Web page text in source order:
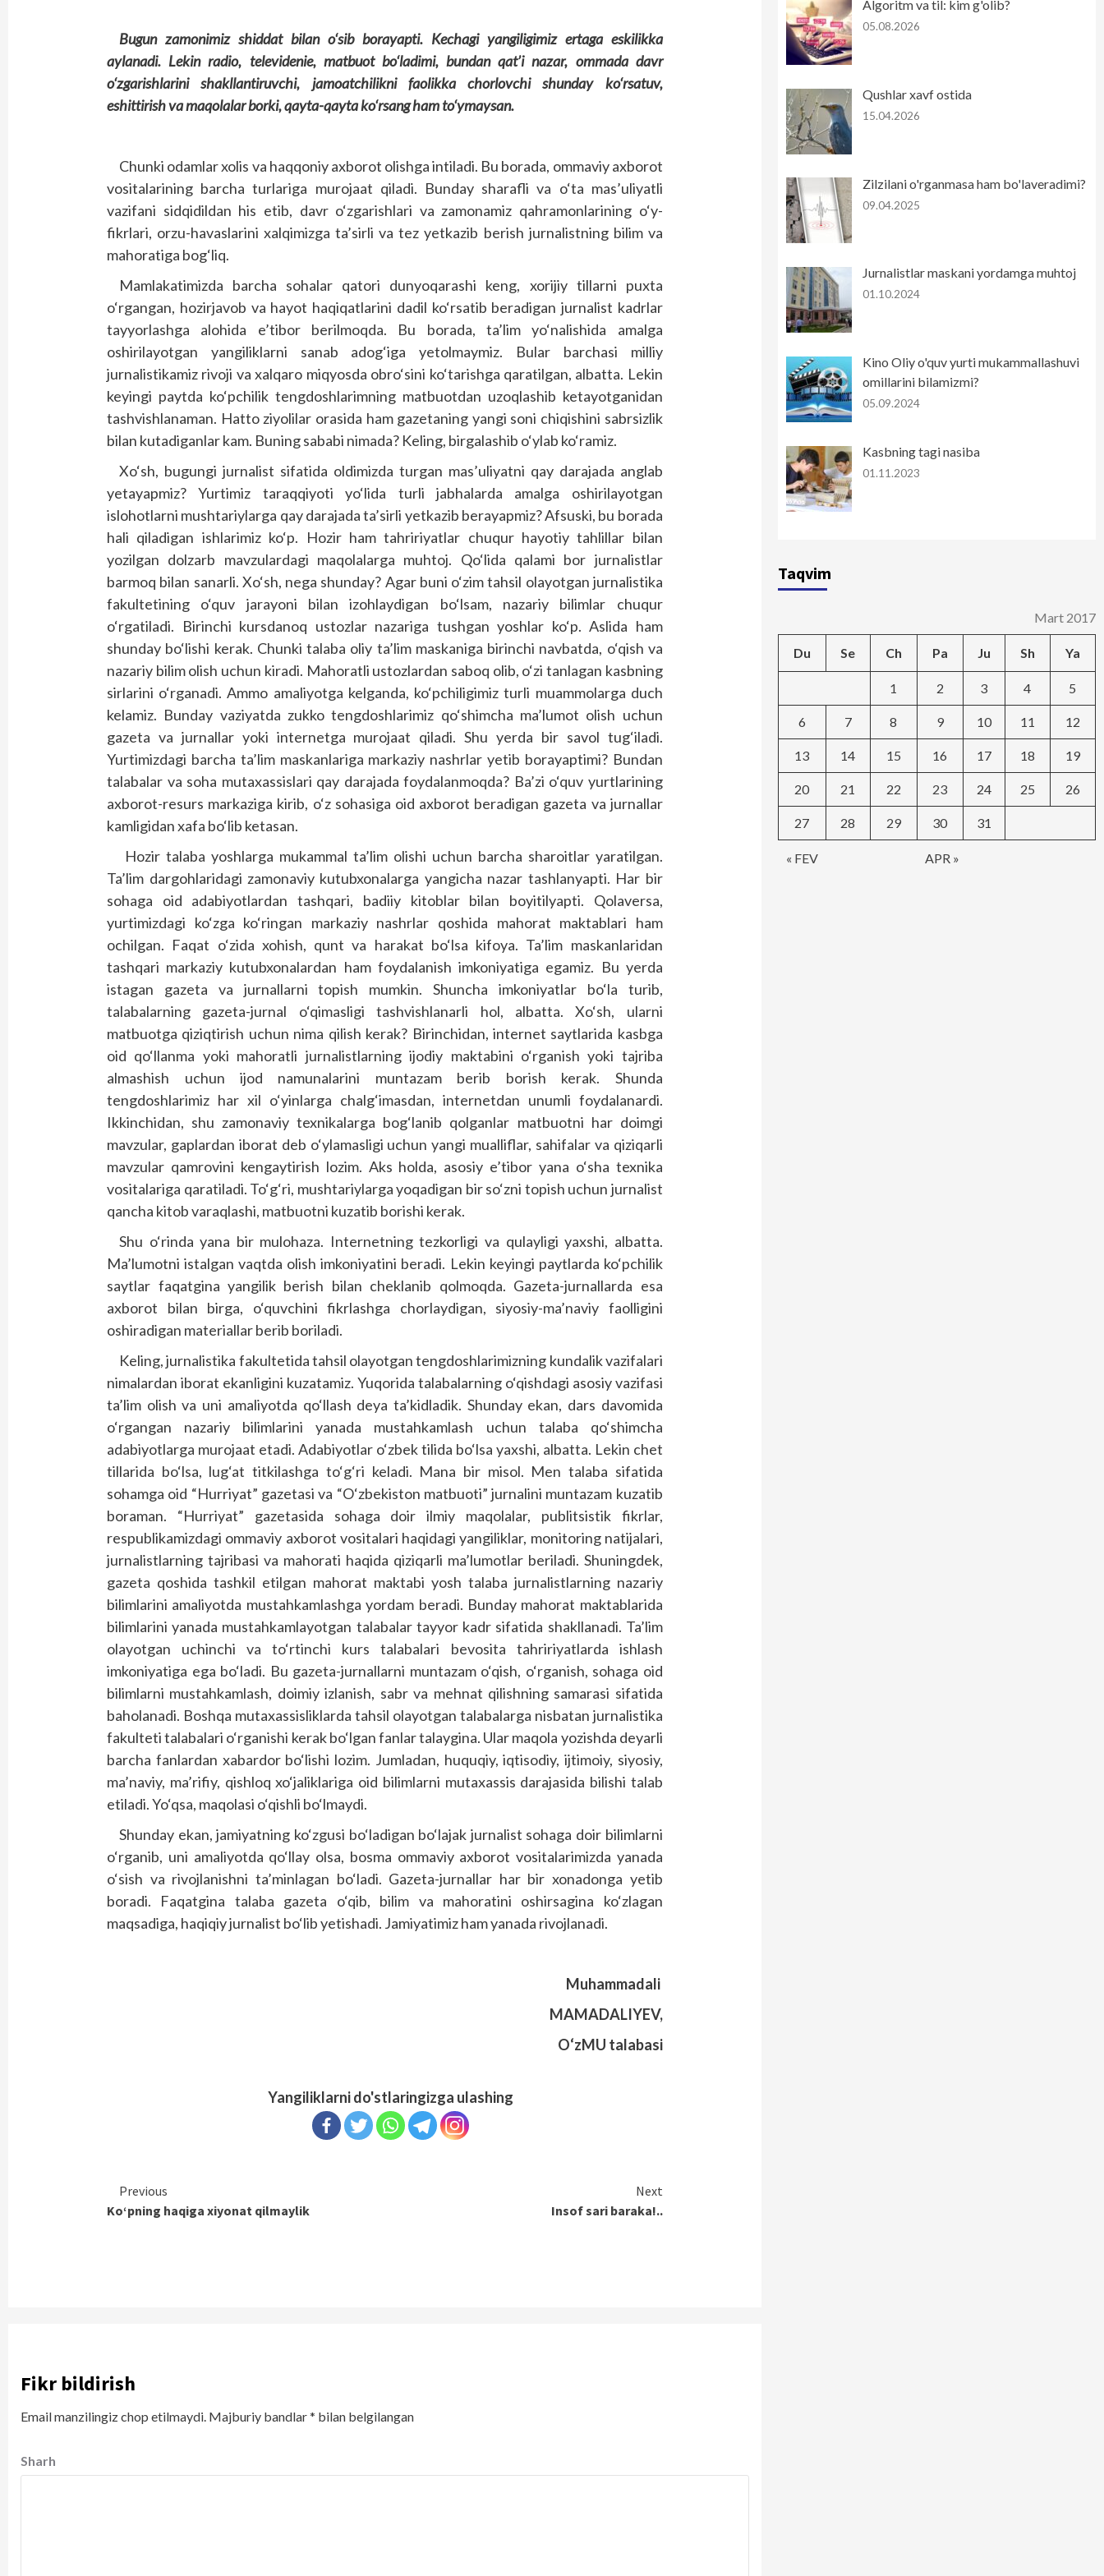
Bugun zamonimiz shiddat bilan o‘sib borayapti. Kechagi yangiligimiz ertaga eskilikka
aylanadi. Lekin radio, televidenie, matbuot bo‘ladimi, bundan qat’i nazar, ommada davr
o‘zgarishlarini shakllantiruvchi, jamoatchilikni faolikka chorlovchi shunday ko‘rsatuv,
eshittirish va maqolalar borki, qayta-qayta ko‘rsang ham to‘ymaysan.
Chunki odamlar xolis va haqqoniy axborot olishga intiladi. Bu borada, ommaviy axborot
vositalarining barcha turlariga murojaat qiladi. Bunday sharafli va o‘ta mas’uliyatli
vazifani sidqidildan his etib, davr o‘zgarishlari va zamonamiz qahramonlarining o‘y-
fikrlari, orzu-havaslarini xalqimizga ta’sirli va tez yetkazib berish jurnalistning bilim va
mahoratiga bog‘liq.
Mamlakatimizda barcha sohalar qatori dunyoqarashi keng, xorijiy tillarni puxta
o‘rgangan, hozirjavob va hayot haqiqatlarini dadil ko‘rsatib beradigan jurnalist kadrlar
tayyorlashga alohida e’tibor berilmoqda. Bu borada, ta’lim yo‘nalishida amalga
oshirilayotgan yangiliklarni sanab adog‘iga yetolmaymiz. Bular barchasi milliy
jurnalistikamiz rivoji va xalqaro miqyosda obro‘sini ko‘tarishga qaratilgan, albatta. Lekin
keyingi paytda ko‘pchilik tengdoshlarimning matbuotdan uzoqlashib ketayotganidan
tashvishlanaman. Hatto ziyolilar orasida ham gazetaning yangi soni chiqishini sabrsizlik
bilan kutadiganlar kam. Buning sababi nimada? Keling, birgalashib o‘ylab ko‘ramiz.
Xo‘sh, bugungi jurnalist sifatida oldimizda turgan mas’uliyatni qay darajada anglab
yetayapmiz? Yurtimiz taraqqiyoti yo‘lida turli jabhalarda amalga oshirilayotgan
islohotlarni mushtariylarga qay darajada ta’sirli yetkazib berayapmiz? Afsuski, bu borada
hali qiladigan ishlarimiz ko‘p. Hozir ham tahririyatlar chuqur hayotiy tahlillar bilan
yozilgan dolzarb mavzulardagi maqolalarga muhtoj. Qo‘lida qalami bor jurnalistlar
barmoq bilan sanarli. Xo‘sh, nega shunday? Agar buni o‘zim tahsil olayotgan jurnalistika
fakultetining o‘quv jarayoni bilan izohlaydigan bo‘lsam, nazariy bilimlar chuqur
o‘rgatiladi. Birinchi kursdanoq ustozlar nazariga tushgan yoshlar ko‘p. Aslida ham
shunday bo‘lishi kerak. Chunki talaba oliy ta’lim maskaniga birinchi navbatda, o‘qish va
nazariy bilim olish uchun kiradi. Mahoratli ustozlardan saboq olib, o‘zi tanlagan kasbning
sirlarini o‘rganadi. Ammo amaliyotga kelganda, ko‘pchiligimiz turli muammolarga duch
kelamiz. Bunday vaziyatda zukko tengdoshlarimiz qo‘shimcha ma’lumot olish uchun
gazeta va jurnallar yoki internetga murojaat qiladi. Shu yerda bir savol tug‘iladi.
Yurtimizdagi barcha ta’lim maskanlariga markaziy nashrlar yetib borayaptimi? Bundan
talabalar va soha mutaxassislari qay darajada foydalanmoqda? Ba’zi o‘quv yurtlarining
axborot-resurs markaziga kirib, o‘z sohasiga oid axborot beradigan gazeta va jurnallar
kamligidan xafa bo‘lib ketasan.
Hozir talaba yoshlarga mukammal ta’lim olishi uchun barcha sharoitlar yaratilgan.
Ta’lim dargohlaridagi zamonaviy kutubxonalarga yangicha nazar tashlanyapti. Har bir
sohaga oid adabiyotlardan tashqari, badiiy kitoblar bilan boyitilyapti. Qolaversa,
yurtimizdagi ko‘zga ko‘ringan markaziy nashrlar qoshida mahorat maktablari ham
ochilgan. Faqat o‘zida xohish, qunt va harakat bo‘lsa kifoya. Ta’lim maskanlaridan
tashqari markaziy kutubxonalardan ham foydalanish imkoniyatiga egamiz. Bu yerda
istagan gazeta va jurnallarni topish mumkin. Shuncha imkoniyatlar bo‘la turib,
talabalarning gazeta-jurnal o‘qimasligi tashvishlanarli hol, albatta. Xo‘sh, ularni
matbuotga qiziqtirish uchun nima qilish kerak? Birinchidan, internet saytlarida kasbga
oid qo‘llanma yoki mahoratli jurnalistlarning ijodiy maktabini o‘rganish yoki tajriba
almashish uchun ijod namunalarini muntazam berib borish kerak. Shunda
tengdoshlarimiz har xil o‘yinlarga chalg‘imasdan, internetdan unumli foydalanardi.
Ikkinchidan, shu zamonaviy texnikalarga bog‘lanib qolganlar matbuotni har doimgi
mavzular, gaplardan iborat deb o‘ylamasligi uchun yangi mualliflar, sahifalar va qiziqarli
mavzular qamrovini kengaytirish lozim. Aks holda, asosiy e’tibor yana o‘sha texnika
vositalariga qaratiladi. To‘g‘ri, mushtariylarga yoqadigan bir so‘zni topish uchun jurnalist
qancha kitob varaqlashi, matbuotni kuzatib borishi kerak.
Shu o‘rinda yana bir mulohaza. Internetning tezkorligi va qulayligi yaxshi, albatta.
Ma’lumotni istalgan vaqtda olish imkoniyatini beradi. Lekin keyingi paytlarda ko‘pchilik
saytlar faqatgina yangilik berish bilan cheklanib qolmoqda. Gazeta-jurnallarda esa
axborot bilan birga, o‘quvchini fikrlashga chorlaydigan, siyosiy-ma’naviy faolligini
oshiradigan materiallar berib boriladi.
Keling, jurnalistika fakultetida tahsil olayotgan tengdoshlarimizning kundalik vazifalari
nimalardan iborat ekanligini kuzatamiz. Yuqorida talabalarning o‘qishdagi asosiy vazifasi
ta’lim olish va uni amaliyotda qo‘llash deya ta’kidladik. Shunday ekan, dars davomida
o‘rgangan nazariy bilimlarini yanada mustahkamlash uchun talaba qo‘shimcha
adabiyotlarga murojaat etadi. Adabiyotlar o‘zbek tilida bo‘lsa yaxshi, albatta. Lekin chet
tillarida bo‘lsa, lug‘at titkilashga to‘g‘ri keladi. Mana bir misol. Men talaba sifatida
sohamga oid “Hurriyat” gazetasi va “O‘zbekiston matbuoti” jurnalini muntazam kuzatib
boraman. “Hurriyat” gazetasida sohaga doir ilmiy maqolalar, publitsistik fikrlar,
respublikamizdagi ommaviy axborot vositalari haqidagi yangiliklar, monitoring natijalari,
jurnalistlarning tajribasi va mahorati haqida qiziqarli ma’lumotlar beriladi. Shuningdek,
gazeta qoshida tashkil etilgan mahorat maktabi yosh talaba jurnalistlarning nazariy
bilimlarini amaliyotda mustahkamlashga yordam beradi. Bunday mahorat maktablarida
bilimlarini yanada mustahkamlayotgan talabalar tayyor kadr sifatida shakllanadi. Ta’lim
olayotgan uchinchi va to‘rtinchi kurs talabalari bevosita tahririyatlarda ishlash
imkoniyatiga ega bo‘ladi. Bu gazeta-jurnallarni muntazam o‘qish, o‘rganish, sohaga oid
bilimlarni mustahkamlash, doimiy izlanish, sabr va mehnat qilishning samarasi sifatida
baholanadi. Boshqa mutaxassisliklarda tahsil olayotgan talabalarga nisbatan jurnalistika
fakulteti talabalari o‘rganishi kerak bo‘lgan fanlar talaygina. Ular maqola yozishda deyarli
barcha fanlardan xabardor bo‘lishi lozim. Jumladan, huquqiy, iqtisodiy, ijtimoiy, siyosiy,
ma’naviy, ma’rifiy, qishloq xo‘jaliklariga oid bilimlarni mutaxassis darajasida bilishi talab
etiladi. Yo‘qsa, maqolasi o‘qishli bo‘lmaydi.
Shunday ekan, jamiyatning ko‘zgusi bo‘ladigan bo‘lajak jurnalist sohaga doir bilimlarni
o‘rganib, uni amaliyotda qo‘llay olsa, bosma ommaviy axborot vositalarimizda yanada
o‘sish va rivojlanishni ta’minlagan bo‘ladi. Gazeta-jurnallar har bir xonadonga yetib
boradi. Faqatgina talaba gazeta o‘qib, bilim va mahoratini oshirsagina ko‘zlagan
maqsadiga, haqiqiy jurnalist bo‘lib yetishadi. Jamiyatimiz ham yanada rivojlanadi.
Muhammadali
MAMADALIYEV,
O‘zMU talabasi
Yangiliklarni do'stlaringizga ulashing
Continue
Reading
Previous
Ko‘pning haqiga xiyonat qilmaylik
Next
Insof sari baraka!..
Fikr bildirish
Email manzilingiz chop etilmaydi. Majburiy bandlar* bilan belgilangan
Sharh
Algoritm va til: kim g'olib?
05.08.2026
Qushlar xavf ostida
15.04.2026
Zilzilani o'rganmasa ham bo'laveradimi?
09.04.2025
Jurnalistlar maskani yordamga muhtoj
01.10.2024
Kino Oliy o'quv yurti mukammallashuvi
omillarini bilamizmi?
05.09.2024
Kasbning tagi nasiba
01.11.2023
Taqvim
Mart 2017
Du Se Ch Pa Ju Sh Ya
« FEV APR »
1 2 3 4 5
6 7 8 9 10 11 12
13 14 15 16 17 18 19
20 21 22 23 24 25 26
27 28 29 30 31